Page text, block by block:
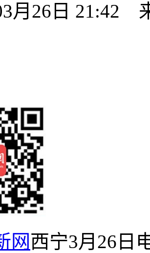
月26日 21:42
网西宁3月26日